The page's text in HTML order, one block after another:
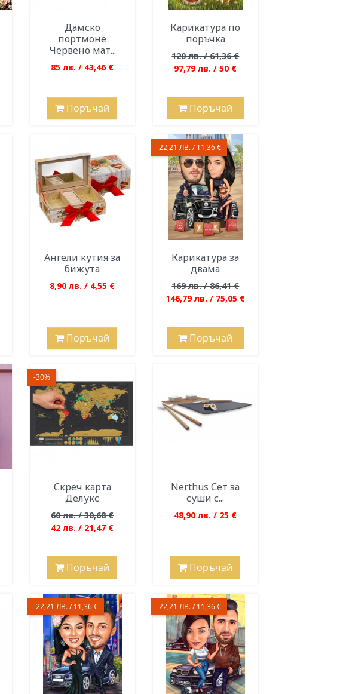
Дамско
портмоне
Червено мат...
85 лв. / 43,46 €
Поръчай
Карикатура по
поръчка
120 лв. / 61,36 €
97,79 лв. / 50 €
Поръчай
Ангели кутия за
бижута
8,90 лв. / 4,55 €
Поръчай
Карикатура за
двама
169 лв. / 86,41 €
146,79 лв. / 75,05 €
-22,21 ЛВ. / 11,36 €
Поръчай
Скреч карта
Делукс
60 лв. / 30,68 €
42 лв. / 21,47 €
-30%
Поръчай
Nerthus Сет за
суши с...
48,90 лв. / 25 €
Поръчай
-22,21 ЛВ. / 11,36 € -22,21 ЛВ. / 11,36 €